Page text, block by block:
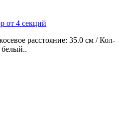
от 4 секций
расстояние: 35.0 см / Кол-
белый..